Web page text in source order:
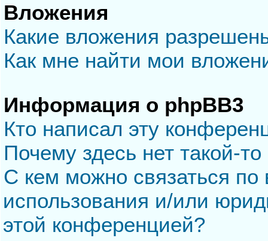
Вложения
Какие вложения
Как мне найти мои
Информация о phpBB3
Кто написал эту
Почему здесь нет такой-
С кем можно связаться по
использования и/или
этой конференцией?